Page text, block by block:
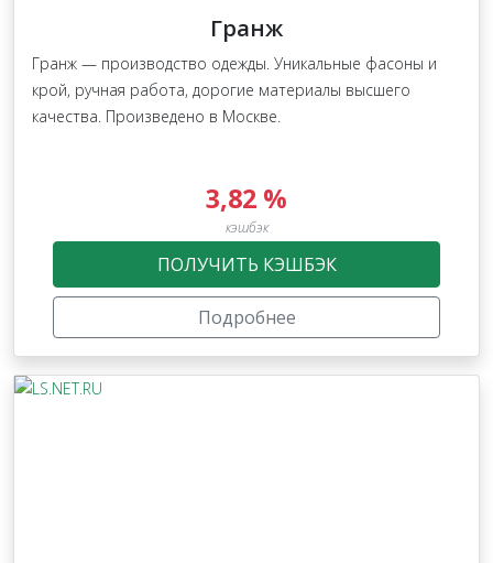
Гранж
Гранж — производство одежды. Уникальные фасоны и
крой, ручная работа, дорогие материалы высшего
качества. Произведено в Москве.
3,82 %
кэшбэк
ПОЛУЧИТЬ КЭШБЭК
Подробнее